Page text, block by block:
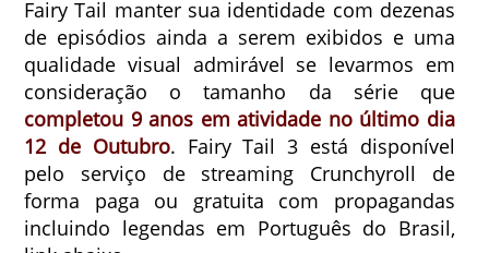
Fairy Tail manter sua identidade com dezenas
de episódios ainda a serem exibidos e uma
qualidade visual admirável se levarmos em
consideração o tamanho da série que
completou 9 anos em atividade no último dia
12 de Outubro. Fairy Tail 3 está disponível
pelo serviço de streaming Crunchyroll de
forma paga ou gratuita com propagandas
incluindo legendas em Português do Brasil,